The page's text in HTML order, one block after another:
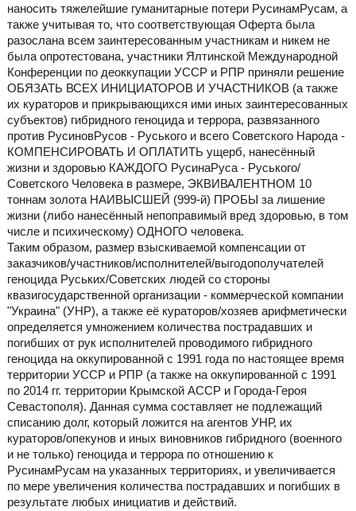
наносить тяжелейшие гуманитарные потери РусинамРусам, а
также учитывая то, что соответствующая Оферта была
разослана всем заинтересованным участникам и никем не
была опротестована, участники Ялтинской Международной
Конференции по деоккупации УССР и РПР приняли решение
ОБЯЗАТЬ ВСЕХ ИНИЦИАТОРОВ И УЧАСТНИКОВ (а также
их кураторов и прикрывающихся ими иных заинтересованных
субъектов) гибридного геноцида и террора, развязанного
против РусиновРусов - Руського и всего Советского Народа -
КОМПЕНСИРОВАТЬ И ОПЛАТИТЬ ущерб, нанесённый
жизни и здоровью КАЖДОГО РусинаРуса - Руського/
Советского Человека в размере, ЭКВИВАЛЕНТНОМ 10
тоннам золота НАИВЫСШЕЙ (999-й) ПРОБЫ за лишение
жизни (либо нанесённый непоправимый вред здоровью, в том
числе и психическому) ОДНОГО человека.
Таким образом, размер взыскиваемой компенсации от
заказчиков/участников/исполнителей/выгодополучателей
геноцида Руських/Советских людей со стороны
квазигосударственной организации - коммерческой компании
"Украина" (УНР), а также её кураторов/хозяев арифметически
определяется умножением количества пострадавших и
погибших от рук исполнителей проводимого гибридного
геноцида на оккупированной с 1991 года по настоящее время
территории УССР и РПР (а также на оккупированной с 1991
по 2014 гг. территории Крымской АССР и Города-Героя
Севастополя). Данная сумма составляет не подлежащий
списанию долг, который ложится на агентов УНР, их
кураторов/опекунов и иных виновников гибридного (военного
и не только) геноцида и террора по отношению к
РусинамРусам на указанных территориях, и увеличивается
по мере увеличения количества пострадавших и погибших в
результате любых инициатив и действий.